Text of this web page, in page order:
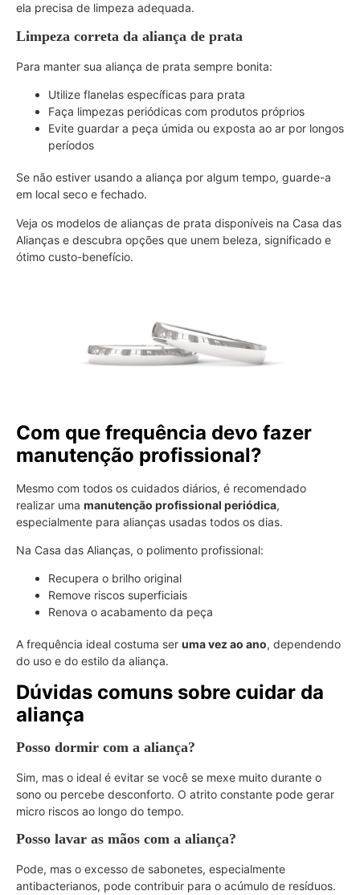
ela precisa de limpeza adequada.
Limpeza correta da aliança de prata
Para manter sua aliança de prata sempre bonita:
Utilize flanelas específicas para prata
Faça limpezas periódicas com produtos próprios
Evite guardar a peça úmida ou exposta ao ar por longos
períodos
Se não estiver usando a aliança por algum tempo, guarde-a
em local seco e fechado.
Veja os modelos de alianças de prata disponíveis na Casa das
Alianças e descubra opções que unem beleza, significado e
ótimo custo-benefício.
Com que frequência devo fazer
manutenção profissional?
Mesmo com todos os cuidados diários, é recomendado
realizar uma manutenção profissional periódica,
especialmente para alianças usadas todos os dias.
Na Casa das Alianças, o polimento profissional:
Recupera o brilho original
Remove riscos superficiais
Renova o acabamento da peça
A frequência ideal costuma ser uma vez ao ano, dependendo
do uso e do estilo da aliança.
Dúvidas comuns sobre cuidar da
aliança
Posso dormir com a aliança?
Sim, mas o ideal é evitar se você se mexe muito durante o
sono ou percebe desconforto. O atrito constante pode gerar
micro riscos ao longo do tempo.
Posso lavar as mãos com a aliança?
Pode, mas o excesso de sabonetes, especialmente
antibacterianos, pode contribuir para o acúmulo de resíduos.